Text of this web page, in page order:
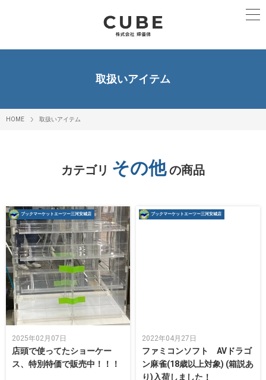
取扱いアイテム
HOME 取扱いアイテム
カテゴリ その他の商品
ブックマーケットエーツー三河安城店
2025年02月07日
店頭で使ってたショーケー
ス、特別特価で販売中！！！
ブックマーケットエーツー三河安城店
2022年04月27日
ファミコンソフト AVドラゴ
ン麻雀(18歳以上対象) (箱説あ
り)入荷しました！